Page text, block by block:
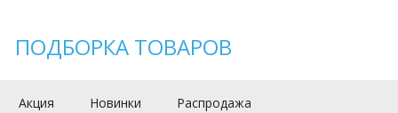
ПОДБОРКА ТОВАРОВ
Акция Новинки Распродажа